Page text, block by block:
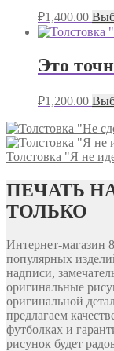
₽1,400.00
Это
₽1,200.00
Толстовка "Я не
ПЕЧАТЬ
ТОЛЬКО
Интернет-магазин
популярных
надписи,
оригинальные
оригинальной
предлагаем
футболках и
рисунок будет